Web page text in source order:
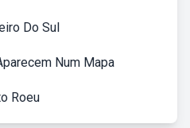
Do Sul
Num Mapa
Roeu